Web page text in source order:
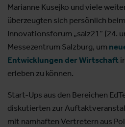
Marianne Kusejko und viele
überzeugten sich persönlich
Innovationsforum „salz21“ (24.
Messezentrum Salzburg, um
Entwicklungen der Wirtschaft
erleben zu können.
Start-Ups aus den Bereichen
diskutierten zur
mit namhaften Vertretern aus